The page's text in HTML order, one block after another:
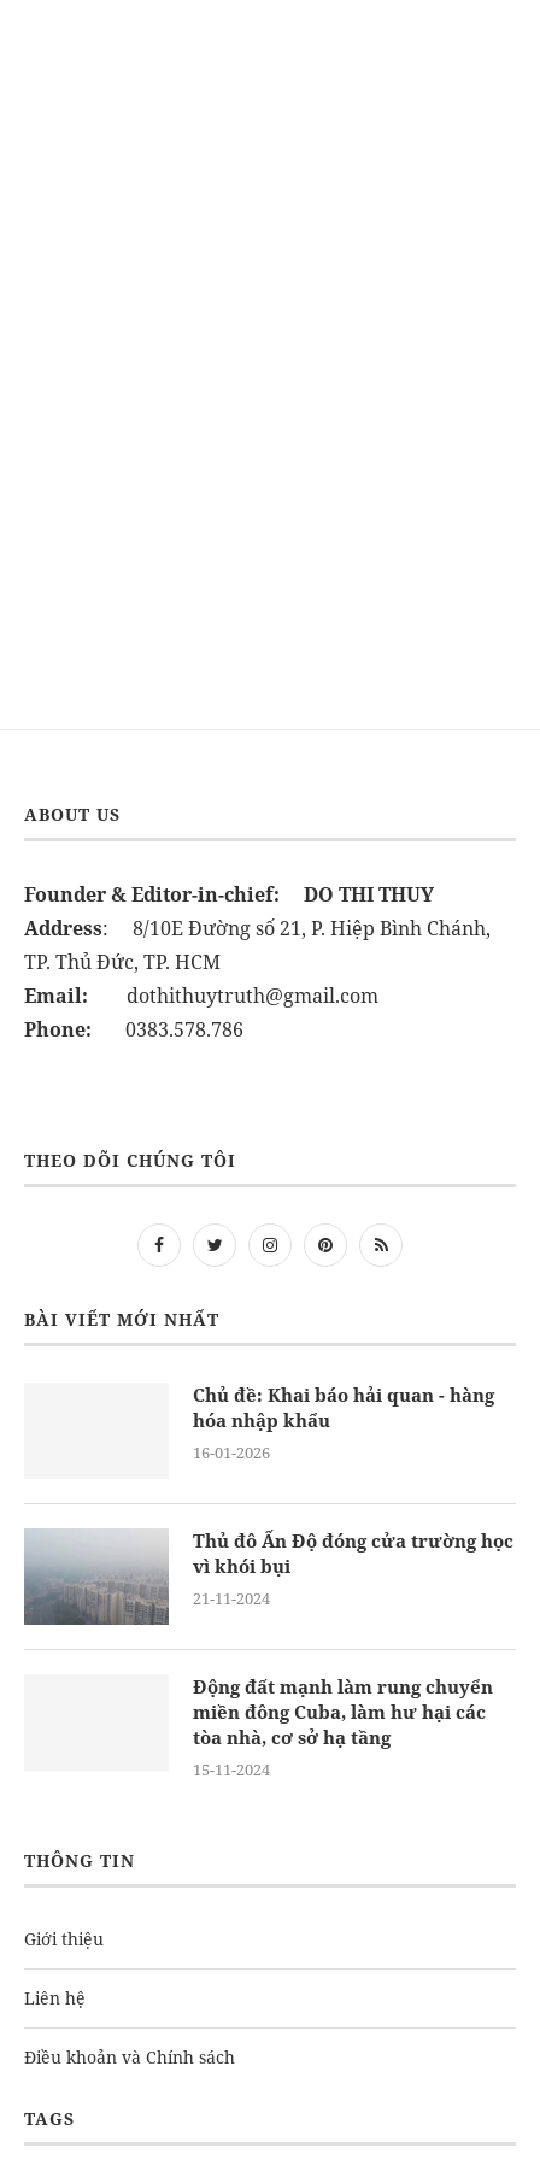
ABOUT US
Founder & Editor-in-chief:
DO THI THUY
Address: 8/10E Đường số 21, P. Hiệp Bình Chánh,
TP. Thủ Đức, TP. HCM
Email: dothithuytruth@gmail.com
Phone: 0383.578.786
THEO DÕI CHÚNG TÔI
BÀI VIẾT MỚI NHẤT
Chủ đề: Khai báo hải quan - hàng
hóa nhập khẩu
16-01-2026
Thủ đô Ấn Độ đóng cửa trường học
vì khói bụi
21-11-2024
Động đất mạnh làm rung chuyển
miền đông Cuba, làm hư hại các
tòa nhà, cơ sở hạ tầng
15-11-2024
THÔNG TIN
Giới thiệu
Liên hệ
Điều khoản và Chính sách
TAGS